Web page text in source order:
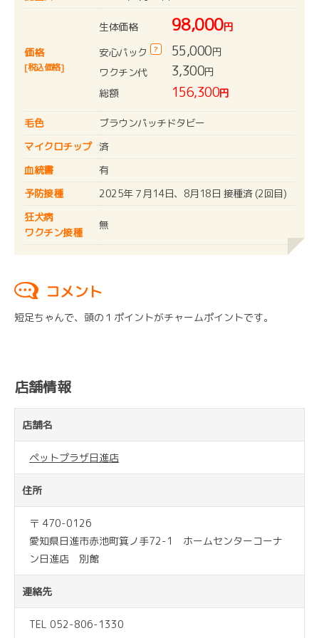
価格
[税込価格]
生体価格 98,000円
安心パック
? 55,000円
ワクチン代
3,300円
総額
156,300円
毛色
ブラウンパッチドタビー
マイクロチップ 済
血統書
有
予防接種
2025年７月14日、8月18日 接種済 (2回目)
狂犬病
ワクチン接種
無
コメント
短足ちゃんで、頭の１ポイントがチャームポイントです。
店舗情報
店舗名
ペットプラザ日進店
住所
〒 470-0126
愛知県日進市赤池町箕ノ手72-1 ホームセンターコーナ
ン日進店 別館
連絡先
TEL 052-806-1330